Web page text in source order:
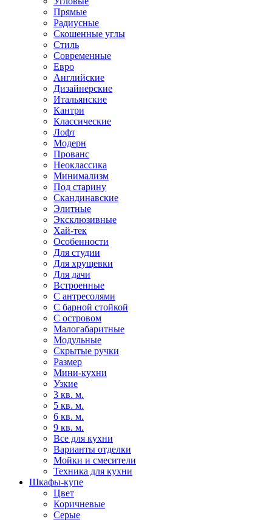
Прямые
Радиусные
Скошенные углы
Стиль
Современные
Евро
Английские
Дизайнерские
Итальянские
Кантри
Классические
Лофт
Модерн
Прованс
Неоклассика
Минимализм
Под старину
Скандинавские
Элитные
Эксклюзивные
Хай-тек
Особенности
Для студии
Для хрущевки
Для дачи
Встроенные
С антресолями
С барной стойкой
С островом
Малогабаритные
Модульные
Скрытые ручки
Размер
Мини-кухни
Узкие
3 кв. м.
5 кв. м.
6 кв. м.
9 кв. м.
Все для кухни
Варианты отделки
Мойки и смесители
Техника для кухни
Шкафы-купе
Цвет
Коричневые
Серые